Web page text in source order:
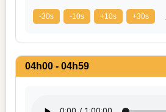
-30s -10s +10s +30s
04h00 - 04h59